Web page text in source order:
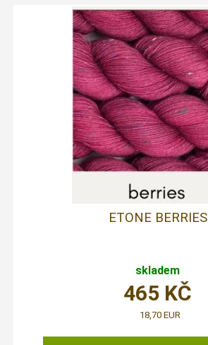
ETONE BERRIES
skladem
465 KČ
18,70 EUR